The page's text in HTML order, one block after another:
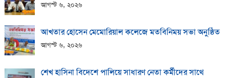
আগস্ট ৬, ২০২৬
আখতার হোসেন মেমোরিয়াল কলেজে মতবিনিময় সভা অনুষ্ঠিত
আগস্ট ৬, ২০২৬
শেখ হাসিনা বিদেশে পালিয়ে সাধারণ নেতা কর্মীদের সাথে